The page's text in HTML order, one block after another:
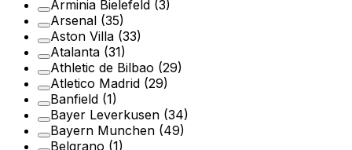
Arminia Bielefeld (3)
Arsenal (35)
Aston Villa (33)
Atalanta (31)
Athletic de Bilbao (29)
Atletico Madrid (29)
Banfield (1)
Bayer Leverkusen (34)
Bayern Munchen (49)
Belgrano (1)